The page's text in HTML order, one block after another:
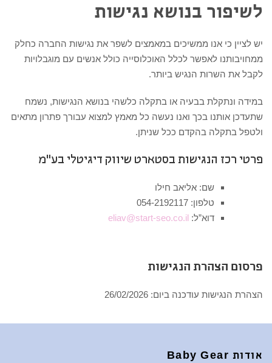
לשיפור בנושא נגישות
יש לציין כי אנו ממשיכים במאמצים לשפר את נגישות החברה כחלק
ממחויבותנו לאפשר לכלל האוכלוסייה כולל אנשים עם מוגבלויות
לקבל את השרות הנגיש ביותר.
במידה ונתקלת בבעיה או בתקלה כלשהי בנושא הנגישות, נשמח
שתעדכן אותנו בכך ואנו נעשה כל מאמץ למצוא עבורך פתרון מתאים
ולטפל בתקלה בהקדם ככל שניתן.
פרטי רכז הנגישות בסטארט שיווק דיגיטלי בע"מ
שם: אליאב חילו
טלפון: 054-2192117
דוא”ל: eliav@start-seo.co.il
פרסום הצהרת הנגישות
הצהרת הנגישות עודכנה ביום: 26/02/2026
אודות Baby Gear